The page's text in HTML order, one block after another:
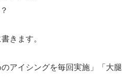
きます。
アイシングを毎回実施」「大腿